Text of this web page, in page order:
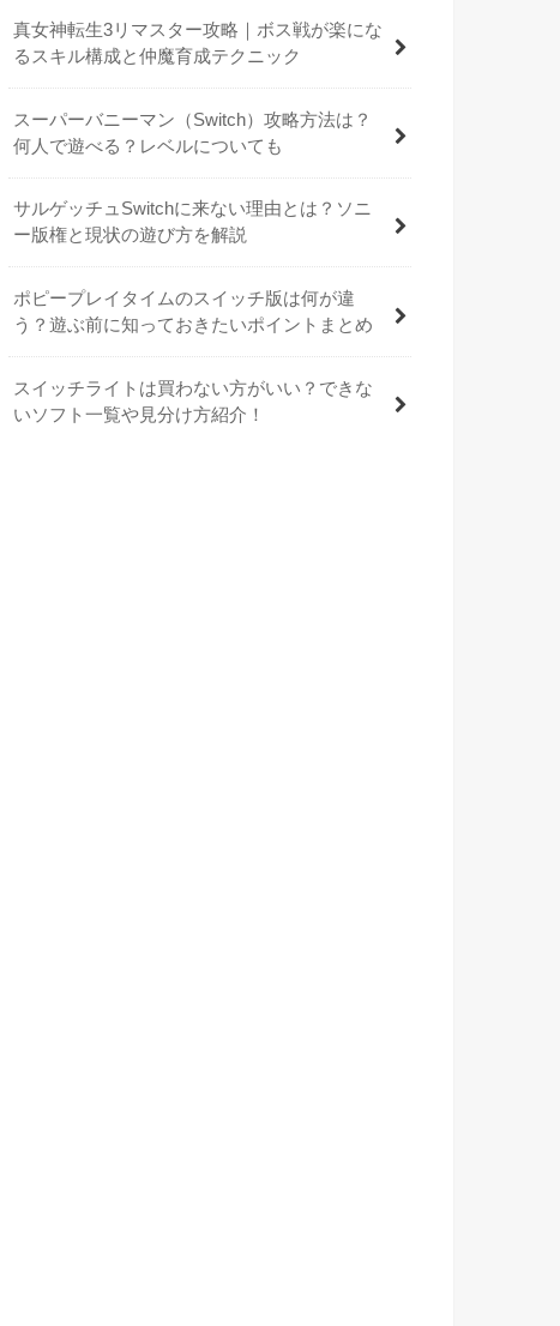
真女神転生3リマスター攻略｜ボス戦が楽にな
るスキル構成と仲魔育成テクニック
スーパーバニーマン（Switch）攻略方法は？
何人で遊べる？レベルについても
サルゲッチュSwitchに来ない理由とは？ソニ
ー版権と現状の遊び方を解説
ポピープレイタイムのスイッチ版は何が違
う？遊ぶ前に知っておきたいポイントまとめ
スイッチライトは買わない方がいい？できな
いソフト一覧や見分け方紹介！